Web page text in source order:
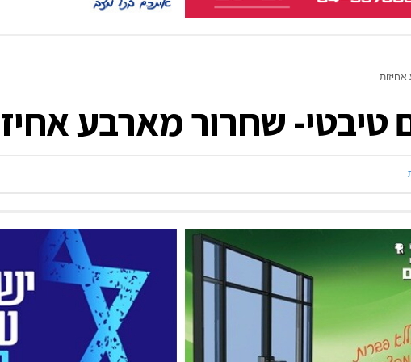
טיבטי- שחרור מארבע